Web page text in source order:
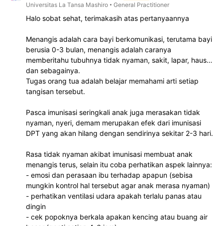
Universitas La Tansa Mashiro
General Practitioner
Halo sobat sehat, terimakasih atas pertanyaannya
Menangis adalah cara bayi berkomunikasi, terutama bayi
berusia 0-3 bulan, menangis adalah caranya
memberitahu tubuhnya tidak nyaman, sakit, lapar, haus
dan sebagainya.
Tugas orang tua adalah belajar memahami arti setiap
tangisan tersebut.
Pasca imunisasi seringkali anak juga merasakan tidak
nyaman, nyeri, demam merupakan efek dari imunisasi
DPT yang akan hilang dengan sendirinya sekitar 2-3 hari.
Rasa tidak nyaman akibat imunisasi membuat anak
menangis terus, selain itu coba perhatikan aspek lainnya:
- emosi dan perasaan ibu terhadap apapun (sebisa
mungkin kontrol hal tersebut agar anak merasa nyaman)
- perhatikan ventilasi udara apakah terlalu panas atau
dingin
- cek popoknya berkala apakan kencing atau buang air